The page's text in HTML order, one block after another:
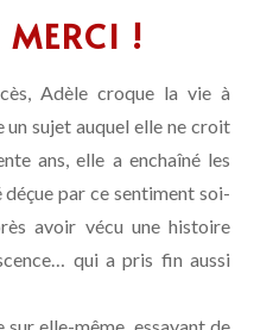
!
Adèle croque la vie à
sujet auquel elle ne croit
ans, elle a enchaîné les
par ce sentiment soi-
avoir vécu une histoire
qui a pris fin aussi